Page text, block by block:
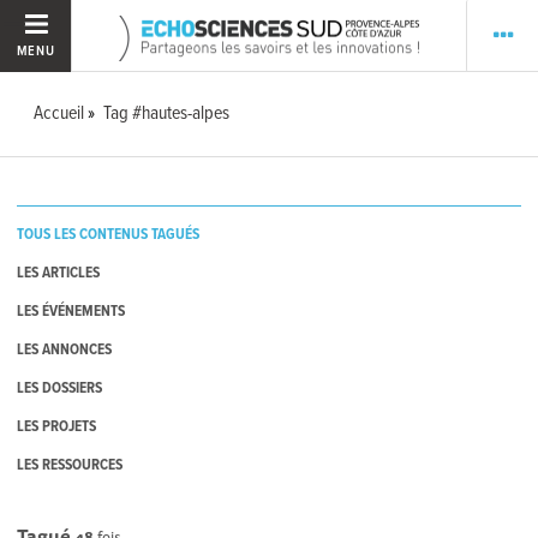
MENU
Accueil Tag #hautes-alpes
TOUS LES CONTENUS TAGUÉS
LES ARTICLES
LES ÉVÉNEMENTS
LES ANNONCES
LES DOSSIERS
LES PROJETS
LES RESSOURCES